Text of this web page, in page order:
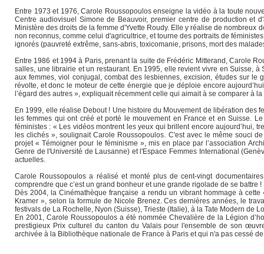
Entre 1973 et 1976, Carole Roussopoulos enseigne la vidéo à la toute
Centre audiovisuel Simone de Beauvoir, premier centre de production et
Ministère des droits de la femme d'Yvette Roudy. Elle y réalise de
non reconnus, comme celui d'agricultrice, et tourne des portraits de
ignorés (pauvreté extrême, sans-abris, toxicomanie, prisons, mort des
Entre 1986 et 1994 à Paris, prenant la suite de Frédéric Mitterand, Carole
salles, une librairie et un restaurant. En 1995, elle revient vivre en Suisse,
aux femmes, viol conjugal, combat des lesbiennes, excision, études sur
révolte, et donc le moteur de cette énergie que je déploie encore
l’égard des autres », expliquait récemment celle qui aimait à se comparer à
En 1999, elle réalise Debout ! Une histoire du Mouvement de libération
les femmes qui ont créé et porté le mouvement en France et en Suisse.
féministes : « Les vidéos montrent les yeux qui brillent encore aujourd’hui,
les clichés », soulignait Carole Roussopoulos. C'est avec le même souci
projet « Témoigner pour le féminisme », mis en place par l’association
Genre de l'Université de Lausanne) et l'Espace Femmes International
actuelles.
Carole Roussopoulos a réalisé et monté plus de cent-vingt
comprendre que c’est un grand bonheur et une grande rigolade de se
Dès 2004, la Cinémathèque française a rendu un vibrant hommage à
Kramer », selon la formule de Nicole Brenez. Ces dernières années, le
festivals de La Rochelle, Nyon (Suisse), Trieste (Italie), à la Tate Modern de
En 2001, Carole Roussopoulos a été nommée Chevalière de la Légion
prestigieux Prix culturel du canton du Valais pour l'ensemble de son
archivée à la Bibliothèque nationale de France à Paris et qui n'a pas cessé